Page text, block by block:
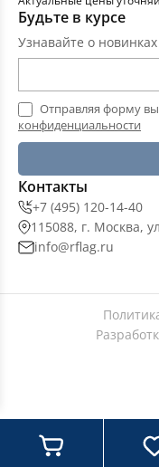
Будьте в курсе
Узнавайте о
Отправляя форму
конфиденциальности
Контакты
+7 (495) 120-14-40
115088, г. Москва,
info@rflag.ru